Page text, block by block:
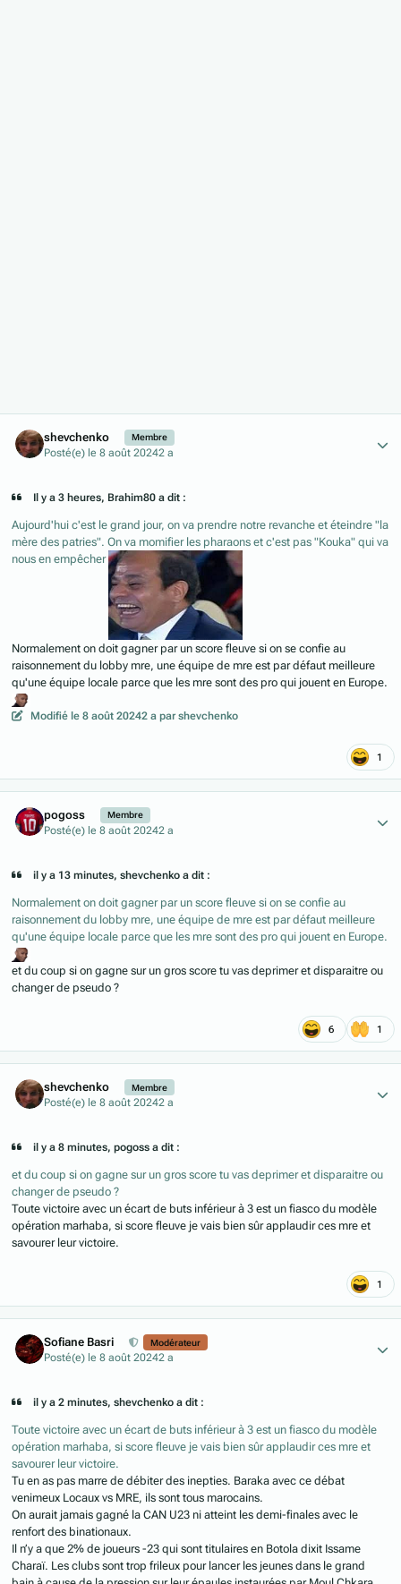
shevchenko Membre
Posté(e) le 8 août 20242 a
Il y a 3 heures, Brahim80 a dit :
Aujourd'hui c'est le grand jour, on va prendre notre revanche et éteindre "la
mère des patries". On va momifier les pharaons et c'est pas "Kouka" qui va
nous en empêcher
Normalement on doit gagner par un score fleuve si on se confie au
raisonnement du lobby mre, une équipe de mre est par défaut meilleure
qu'une équipe locale parce que les mre sont des pro qui jouent en Europe.
Modifié le 8 août 20242 a par shevchenko
1
pogoss Membre
Posté(e) le 8 août 20242 a
il y a 13 minutes, shevchenko a dit :
Normalement on doit gagner par un score fleuve si on se confie au
raisonnement du lobby mre, une équipe de mre est par défaut meilleure
qu'une équipe locale parce que les mre sont des pro qui jouent en Europe.
et du coup si on gagne sur un gros score tu vas deprimer et disparaitre ou
changer de pseudo ?
6 1
shevchenko Membre
Posté(e) le 8 août 20242 a
il y a 8 minutes, pogoss a dit :
et du coup si on gagne sur un gros score tu vas deprimer et disparaitre ou
changer de pseudo ?
Toute victoire avec un écart de buts inférieur à 3 est un fiasco du modèle
opération marhaba, si score fleuve je vais bien sûr applaudir ces mre et
savourer leur victoire.
1
Sofiane Basri Modérateur
Posté(e) le 8 août 20242 a
il y a 2 minutes, shevchenko a dit :
Toute victoire avec un écart de buts inférieur à 3 est un fiasco du modèle
opération marhaba, si score fleuve je vais bien sûr applaudir ces mre et
savourer leur victoire.
Tu en as pas marre de débiter des inepties. Baraka avec ce débat
venimeux Locaux vs MRE, ils sont tous marocains.
On aurait jamais gagné la CAN U23 ni atteint les demi-finales avec le
renfort des binationaux.
Il n’y a que 2% de joueurs -23 qui sont titulaires en Botola dixit Issame
Charaï. Les clubs sont trop frileux pour lancer les jeunes dans le grand